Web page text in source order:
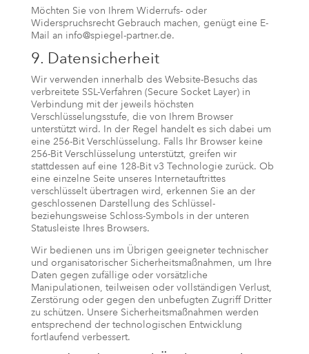
Möchten Sie von Ihrem Widerrufs- oder
Widerspruchsrecht Gebrauch machen, genügt eine E-
Mail an info@spiegel-partner.de.
9. Datensicherheit
Wir verwenden innerhalb des Website-Besuchs das
verbreitete SSL-Verfahren (Secure Socket Layer) in
Verbindung mit der jeweils höchsten
Verschlüsselungsstufe, die von Ihrem Browser
unterstützt wird. In der Regel handelt es sich dabei um
eine 256-Bit Verschlüsselung. Falls Ihr Browser keine
256-Bit Verschlüsselung unterstützt, greifen wir
stattdessen auf eine 128-Bit v3 Technologie zurück. Ob
eine einzelne Seite unseres Internetauftrittes
verschlüsselt übertragen wird, erkennen Sie an der
geschlossenen Darstellung des Schlüssel-
beziehungsweise Schloss-Symbols in der unteren
Statusleiste Ihres Browsers.
Wir bedienen uns im Übrigen geeigneter technischer
und organisatorischer Sicherheitsmaßnahmen, um Ihre
Daten gegen zufällige oder vorsätzliche
Manipulationen, teilweisen oder vollständigen Verlust,
Zerstörung oder gegen den unbefugten Zugriff Dritter
zu schützen. Unsere Sicherheitsmaßnahmen werden
entsprechend der technologischen Entwicklung
fortlaufend verbessert.